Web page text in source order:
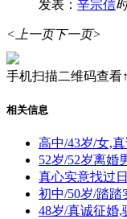
发表： 辛宗信
<上一页下一页>
手机扫描二维码查看↑
相关信息
高中/43岁/女,
52岁/52岁离婚
真心实意找过
初中/50岁/踏踏
48岁/真诚征婚,